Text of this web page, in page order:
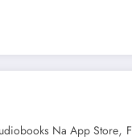
Na App Store,